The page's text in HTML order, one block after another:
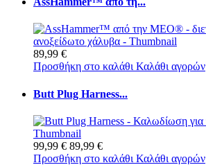
89,99 €
Προσθήκη στο καλάθι Καλάθι αγορών
Butt Plug Harness...
99,99 € 89,99 €
Προσθήκη στο καλάθι Καλάθι αγορών